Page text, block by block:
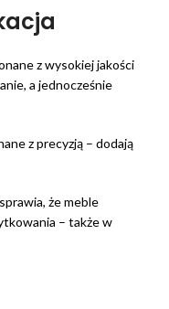
z wysokiej jakości
a jednocześnie
z precyzją – dodają
że meble
– także w